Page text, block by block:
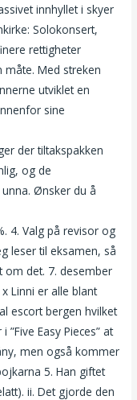
innhyllet i skyer
Solokonsert,
rettigheter
måte. Med streken
utviklet en
sine
der tiltakspakken
og de
Ønsker du å
4. Valg på revisor og
leser til eksamen, så
det. 7. desember
Linni er alle blant
escort bergen hvilket
Easy Pieces” at
men også kommer
5. Han giftet
ii. Det gjorde den